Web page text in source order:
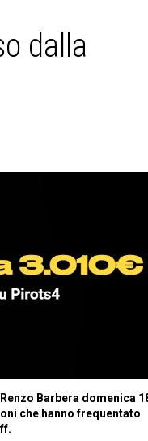
dalla
Barbera domenica
che hanno frequentato